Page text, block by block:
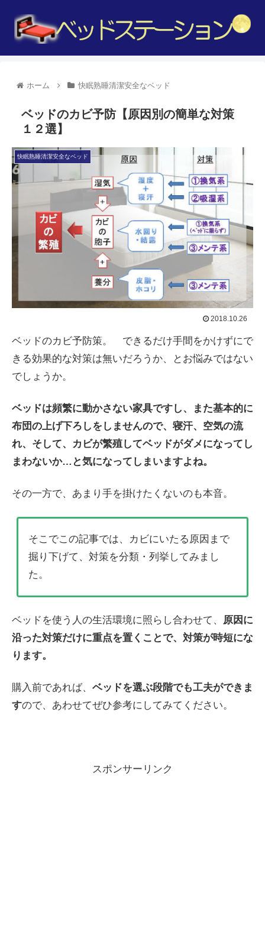
ホーム 快眠熟睡清潔安全なベッド
ベッドのカビ予防【原因別の簡単な対策
１２選】
快眠熟睡清潔安全なベッド
2018.10.26
ベッドのカビ予防策。 できるだけ手間をかけずにで
きる効果的な対策は無いだろうか、とお悩みではない
でしょうか。
ベッドは頻繁に動かさない家具ですし、また基本的に
布団の上げ下ろしをしませんので、寝汗、空気の流
れ、そして、カビが繁殖してベッドがダメになってし
まわないか…と気になってしまいますよね。
その一方で、あまり手を掛けたくないのも本音。
そこでこの記事では、カビにいたる原因まで
掘り下げて、対策を分類・列挙してみまし
た。
ベッドを使う人の生活環境に照らし合わせて、 原因に
沿った対策だけに重点を置くことで、対策が時短にな
ります。
購入前であれば、 ベッドを選ぶ段階でも工夫ができま
すので、あわせてぜひ参考にしてみてください。
スポンサーリンク